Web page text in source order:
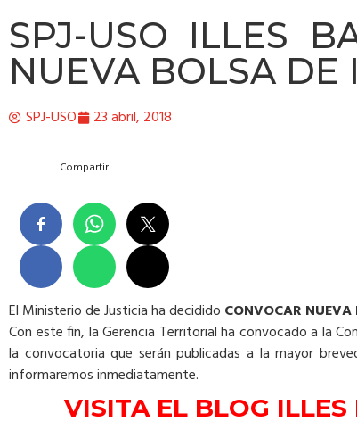
SPJ-USO ILLES
NUEVA BOLSA DE
SPJ-USO 23 abril, 2018
Compartir….
El Ministerio de Justicia ha decidido CONVOCAR NUEVA
Con este fin, la Gerencia Territorial ha convocado a la
la convocatoria que serán publicadas a la mayor
informaremos inmediatamente.
VISITA EL BLOG